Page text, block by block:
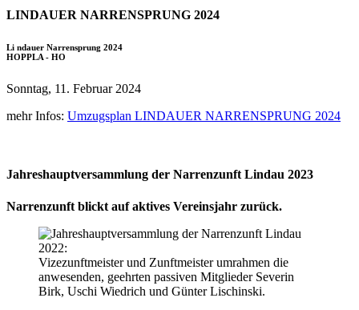
LINDAUER NARRENSPRUNG 2024
Li ndauer Narrensprung 2024
HOPPLA - HO
Sonntag, 11. Februar 2024
mehr Infos: Umzugsplan LINDAUER NARRENSPRUNG 2024
Jahreshauptversammlung der Narrenzunft Lindau 2023
Narrenzunft blickt auf aktives Vereinsjahr zurück.
Vizezunftmeister und Zunftmeister umrahmen die
anwesenden, geehrten passiven Mitglieder Severin
Birk, Uschi Wiedrich und Günter Lischinski.